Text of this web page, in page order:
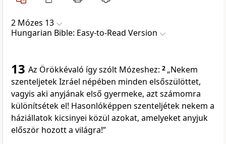
2 Mózes 13
Hungarian Bible: Easy-to-Read Version
13 Az Örökkévaló így szólt Mózeshez: 2 „Nekem
szenteljetek Izráel népében minden elsőszülöttet,
vagyis aki anyjának első gyermeke, azt számomra
különítsétek el! Hasonlóképpen szenteljétek nekem a
háziállatok kicsinyei közül azokat, amelyeket anyjuk
először hozott a világra!”